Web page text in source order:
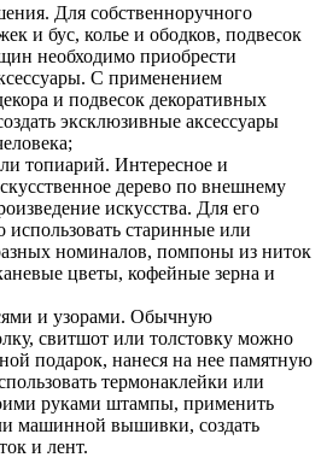
Для собственноручного
и бус, колье и ободков, подвесок
необходимо приобрести
С применением
и подвесок декоративных
эксклюзивные аксессуары
топиарий. Интересное и
дерево по внешнему
искусства. Для его
старинные или
номиналов, помпоны из ниток
цветы, кофейные зерна и
и узорами. Обычную
свитшот или толстовку можно
подарок, нанеся на нее памятную
термонаклейки или
руками штампы, применить
машинной вышивки, создать
и лент.